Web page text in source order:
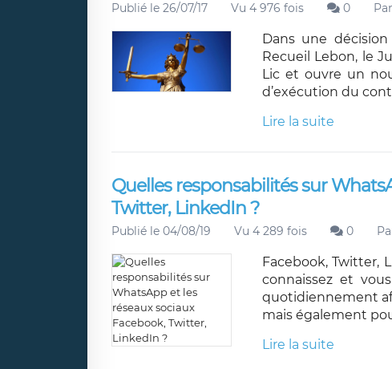
Publié le 26/07/17 Vu 4 976 fois 0 Par
Dans une
Recueil Lebon, le
Lic et ouvre un
d’exécution du
Lire la suite
Quelles responsabilités sur
Twitter, LinkedIn ?
Publié le 04/08/19 Vu 4 289 fois 0
Facebook, Twitter,
connaissez et
quotidiennement
mais également
Lire la suite